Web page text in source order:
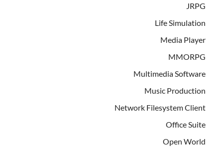
JRPG
Life Simulation
Media Player
MMORPG
Multimedia Software
Music Production
Network Filesystem Client
Office Suite
Open World